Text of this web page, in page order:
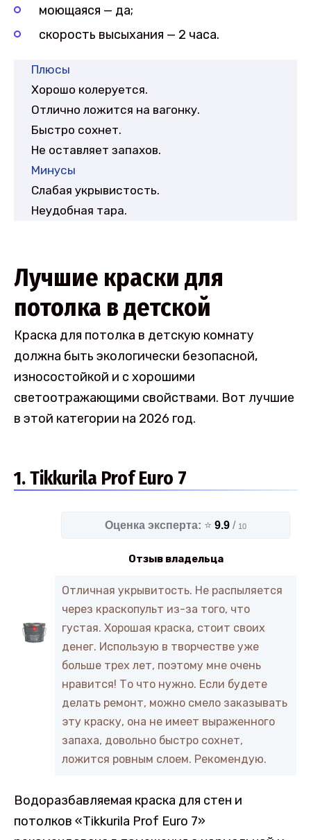
моющаяся — да;
скорость высыхания — 2 часа.
Плюсы
Хорошо колеруется.
Отлично ложится на вагонку.
Быстро сохнет.
Не оставляет запахов.
Минусы
Слабая укрывистость.
Неудобная тара.
Лучшие краски для
потолка в детской
Краска для потолка в детскую комнату
должна быть экологически безопасной,
износостойкой и с хорошими
светоотражающими свойствами. Вот лучшие
в этой категории на 2026 год.
1. Tikkurila Prof Euro 7
Оценка эксперта: ⭐ 9.9 / 10
Отзыв владельца
Отличная укрывитость. Не распыляется
через краскопульт из-за того, что
густая. Хорошая краска, стоит своих
денег. Использую в творчестве уже
больше трех лет, поэтому мне очень
нравится! То что нужно. Если будете
делать ремонт, можно смело заказывать
эту краску, она не имеет выраженного
запаха, довольно быстро сохнет,
ложится ровным слоем. Рекомендую.
Водоразбавляемая краска для стен и
потолков «Tikkurila Prof Euro 7»